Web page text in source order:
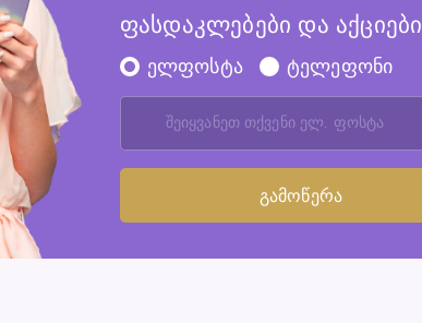
ფასდაკლებები და აქციები
ელფოსტა ტელეფონი